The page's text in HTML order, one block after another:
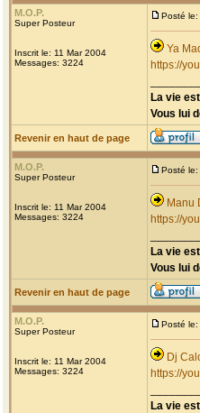
M.O.P.
Super Posteur
Inscrit le: 11 Mar 2004
Messages: 3224
Posté
Ya
https://
La vie
Vous lui
Revenir en haut de page
M.O.P.
Super Posteur
Inscrit le: 11 Mar 2004
Messages: 3224
Posté
Manu
https://
La vie
Vous lui
Revenir en haut de page
M.O.P.
Super Posteur
Inscrit le: 11 Mar 2004
Messages: 3224
Posté le:
Dj
https://
La vie